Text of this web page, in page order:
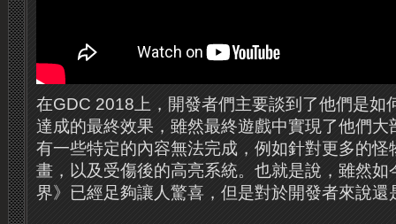
在GDC 2018上，開發者們主要談到了他們是如
達成的最終效果，雖然最終遊戲中實現了他們大
有一些特定的內容無法完成，例如針對更多的怪
畫，以及受傷後的高亮系統。也就是說，雖然如
界》已經足夠讓人驚喜，但是對於開發者來說還